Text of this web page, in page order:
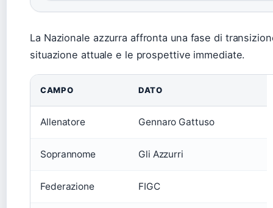
La Nazionale azzurra affronta una fase di
situazione attuale e le prospettive immediate.
CAMPO DATO
Allenatore Gennaro Gattuso
Soprannome Gli Azzurri
Federazione FIGC